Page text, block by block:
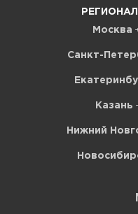
Москва
Санкт-
Казань
Нижний